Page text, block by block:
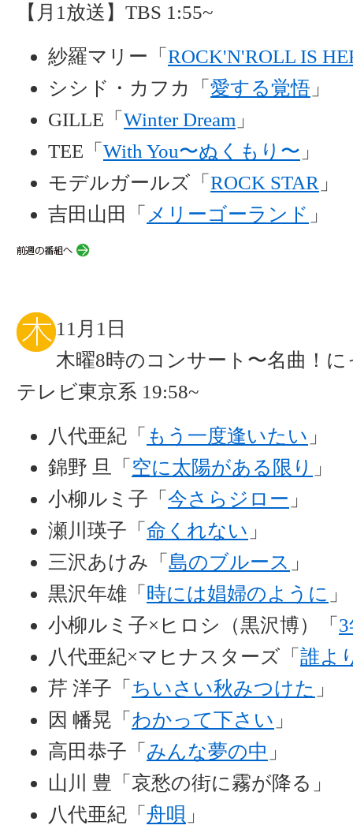
【月1放送】TBS 1:55~
紗羅マリー「 ROCK'N'ROLL IS
シシド・カフカ「 愛する覚悟 」
GILLE「 Winter Dream 」
TEE「 With You〜ぬくもり〜 」
モデルガールズ「 ROCK STAR 」
吉田山田「 メリーゴーランド 」
11月1日
木曜8時のコンサート〜名曲！
テレビ東京系 19:58~
八代亜紀「 もう一度逢いたい 」
錦野 旦「 空に太陽がある限り 」
小柳ルミ子「 今さらジロー 」
瀬川瑛子「 命くれない 」
三沢あけみ「 島のブルース 」
黒沢年雄「 時には娼婦のように 」
小柳ルミ子×ヒロシ（黒沢博）「
八代亜紀×マヒナスターズ「 誰よ
芹 洋子「 ちいさい秋みつけた 」
因 幡晃「 わかって下さい 」
高田恭子「 みんな夢の中 」
山川 豊「哀愁の街に霧が降る」
八代亜紀「 舟唄 」